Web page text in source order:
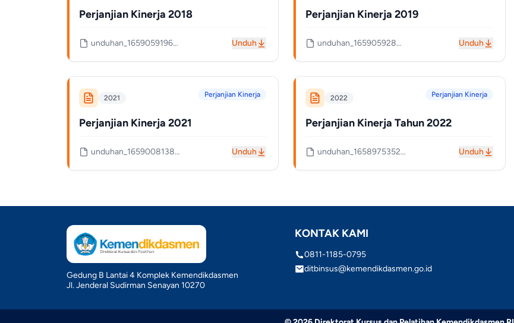
Perjanjian Kinerja 2018
unduhan_1659059196_62e33bfc2b641.pdf Unduh
Perjanjian Kinerja 2019
unduhan_1659059280_62e33c50b5247.pdf Unduh
2021 Perjanjian Kinerja
Perjanjian Kinerja 2021
unduhan_1659008138_62e2748a508c2.pdf Unduh
2022 Perjanjian Kinerja
Perjanjian Kinerja Tahun 2022
unduhan_1658975352_62e1f4787c675.pdf Unduh
Gedung B Lantai 4 Komplek Kemendikdasmen
Jl. Jenderal Sudirman Senayan 10270
KONTAK KAMI
0811-1185-0795
ditbinsus@kemendikdasmen.go.id